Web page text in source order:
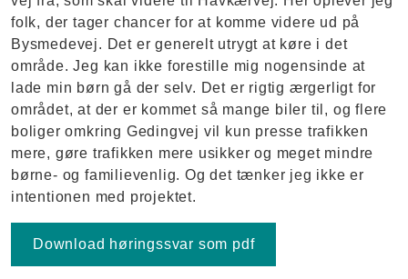
folk, der tager chancer for at komme videre ud på
Bysmedevej. Det er generelt utrygt at køre i det
område. Jeg kan ikke forestille mig nogensinde at
lade min børn gå der selv. Det er rigtig ærgerligt for
området, at der er kommet så mange biler til, og flere
boliger omkring Gedingvej vil kun presse trafikken
mere, gøre trafikken mere usikker og meget mindre
børne- og familievenlig. Og det tænker jeg ikke er
intentionen med projektet.
Download høringssvar som pdf